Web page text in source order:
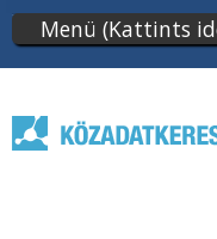
Menü (Kattints